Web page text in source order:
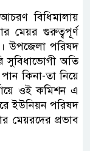
বিধিমালায়
মেয়র গুরুত্বপূর্ণ
উপজেলা পরিষদ
সুবিধাভোগী অতি
পান কিনা-তা নিয়ে
ওই কমিশন এ
ইউনিয়ন পরিষদ
মেয়রদের প্রভাব